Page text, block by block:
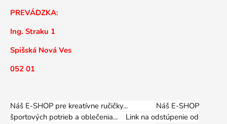
PREVÁDZKA:
Ing. Straku 1
Spišská Nová Ves
052 01
Náš E-SHOP pre kreatívne ručičky... Náš E-SHOP
športových potrieb a oblečenia... Link na odstúpenie od